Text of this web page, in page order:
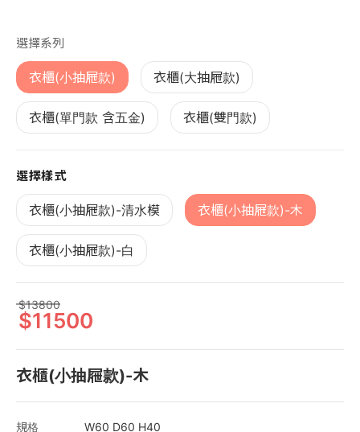
選擇系列
衣櫃(小抽屜款) 衣櫃(大抽屜款)
衣櫃(單門款 含五金) 衣櫃(雙門款)
選擇樣式
衣櫃(小抽屜款)-清水模 衣櫃(小抽屜款)-木
衣櫃(小抽屜款)-白
13800
11500
衣櫃(小抽屜款)-木
規格
W60 D60 H40